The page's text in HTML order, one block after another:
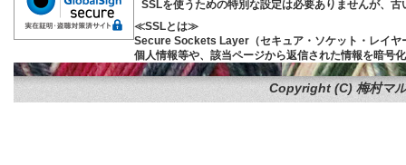
SSLを使うための特別な設定は必要ありませんが、
≪SSLとは≫
Secure Sockets Layer（セキュア・ソケット・レイヤ
個人情報等や、該当ページから返信された情報を暗号
Copyright (C) 梅村マ